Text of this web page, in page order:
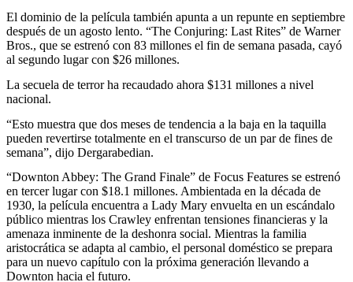
El dominio de la película también apunta a un repunte en septiembre
después de un agosto lento. “The Conjuring: Last Rites” de Warner
Bros., que se estrenó con 83 millones el fin de semana pasada, cayó
al segundo lugar con $26 millones.
La secuela de terror ha recaudado ahora $131 millones a nivel
nacional.
“Esto muestra que dos meses de tendencia a la baja en la taquilla
pueden revertirse totalmente en el transcurso de un par de fines de
semana”, dijo Dergarabedian.
“Downton Abbey: The Grand Finale” de Focus Features se estrenó
en tercer lugar con $18.1 millones. Ambientada en la década de
1930, la película encuentra a Lady Mary envuelta en un escándalo
público mientras los Crawley enfrentan tensiones financieras y la
amenaza inminente de la deshonra social. Mientras la familia
aristocrática se adapta al cambio, el personal doméstico se prepara
para un nuevo capítulo con la próxima generación llevando a
Downton hacia el futuro.